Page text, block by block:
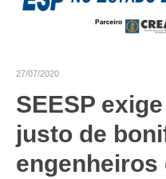
SUBSEDES SINDICAIS
GALERIA EX-PRESIDENTES
27/07/2020
SEESP
justo de